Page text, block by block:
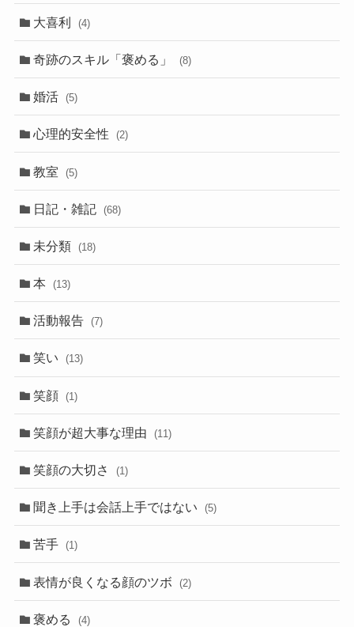
大喜利 (4)
奇跡のスキル「褒める」 (8)
婚活 (5)
心理的安全性 (2)
教室 (5)
日記・雑記 (68)
未分類 (18)
本 (13)
活動報告 (7)
笑い (13)
笑顔 (1)
笑顔が超大事な理由 (11)
笑顔の大切さ (1)
聞き上手は会話上手ではない (5)
苦手 (1)
表情が良くなる顔のツボ (2)
褒める (4)